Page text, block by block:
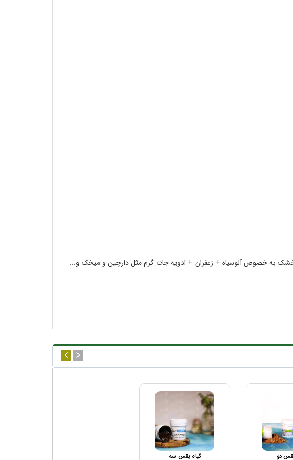
جات خشک به خصوص آلوسیاه + زعفران + ادویه جات گرم مثل دارچین و میخک و...
دو گیاه بقس سه